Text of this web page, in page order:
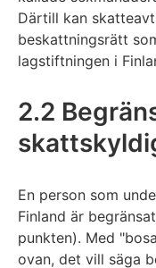
Därtill kan
beskattningsrätt
lagstiftningen i
2.2
En person som
Finland är
punkten). Med
ovan, det vill säga